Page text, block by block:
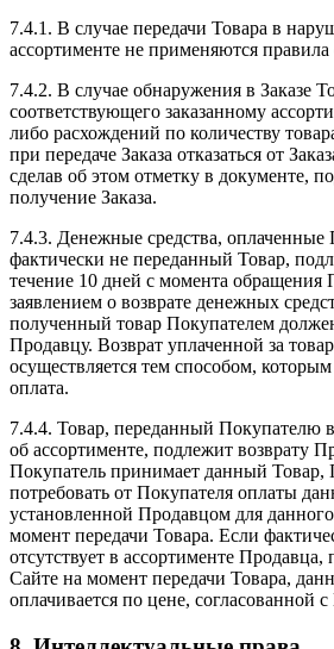
7.4.1. В случае передачи Товара в
ассортименте не применяются
7.4.2. В случае обнаружения в Заказе
соответствующего заказанному
либо расхождений по количеству
при передаче Заказа отказаться от
сделав об этом отметку в документе,
получение Заказа.
7.4.3. Денежные средства, оплаченные
фактически не переданный Товар,
течение 10 дней с момента обращения
заявлением о возврате денежных
полученный товар Покупателем
Продавцу. Возврат уплаченной за
осуществляется тем способом,
оплата.
7.4.4. Товар, переданный Покупателю
об ассортименте, подлежит возврату
Покупатель принимает данный Товар,
потребовать от Покупателя оплаты
установленной Продавцом для
момент передачи Товара. Если
отсутствует в ассортименте Продавца,
Сайте на момент передачи Товара,
оплачивается по цене, согласованной